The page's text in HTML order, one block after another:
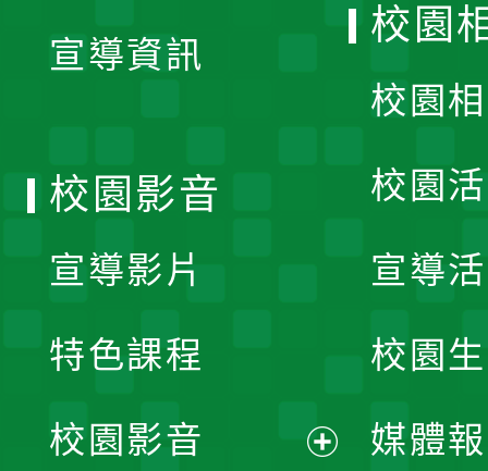
宣導資訊
校園
校園
校園
宣導
校園
媒體
校園影音
宣導影片
特色課程
校園影音